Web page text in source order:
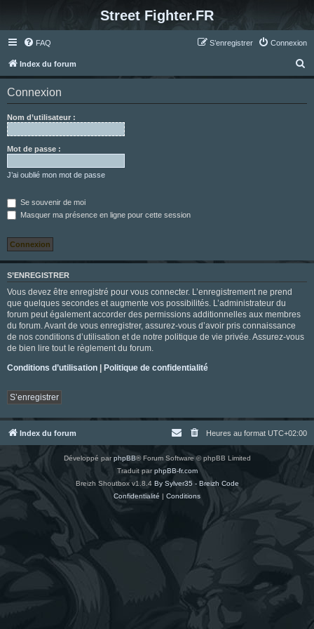
Street Fighter.FR
FAQ Connexion
S’enregistrer
Index du forum
e
Connexion
Nom d’utilisateur :
Mot de passe :
J’ai oublié mon mot de passe
Se souvenir de moi
Masquer ma présence en ligne pour cette session
S’ENREGISTRER
Vous devez être enregistré pour vous connecter. L’enregistrement ne prend
que quelques secondes et augmente vos possibilités. L’administrateur du
forum peut également accorder des permissions additionnelles aux membres
du forum. Avant de vous enregistrer, assurez-vous d’avoir pris connaissance
de nos conditions d’utilisation et de notre politique de vie privée. Assurez-vous
de bien lire tout le règlement du forum.
Conditions d’utilisation | Politique de confidentialité
S’enregistrer
Index du forum Heures au format UTC+02:00
Développé parphpBB® Forum Software © phpBB Limited
Traduit parphpBB-fr.com
Breizh Shoutbox v1.8.4 By Sylver35 - Breizh Code
Confidentialité | Conditions